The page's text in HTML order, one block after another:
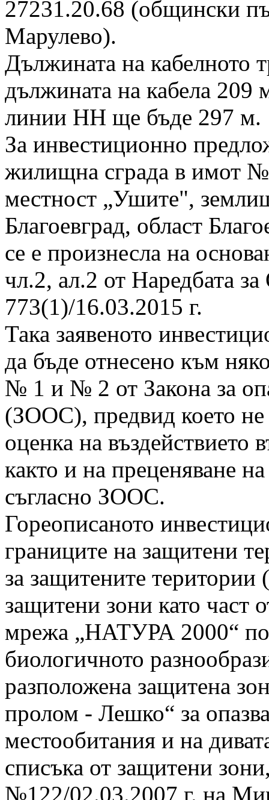
27231.20.68 (общински
Марулево).
Дължината на кабелното
дължината на кабела 209
линии НН ще бъде 297 м.
За инвестиционно
жилищна сграда в имот
местност „Ушите",
Благоевград, област
се е произнесла на
чл.2, ал.2 от Наредбата
773(1)/16.03.2015 г.
Така заявеното
да бъде отнесено към
№ 1 и № 2 от Закона за
(ЗООС), предвид което
оценка на
както и на преценяване
съгласно ЗООС.
Гореописаното
границите на защитени
за защитените
защитени зони като част
мрежа „НАТУРА 2000“ по
биологичното
разположена защитена
пролом - Лешко“ за
местообитания и на
списъка от защитени
№122/02.03.2007 г. на